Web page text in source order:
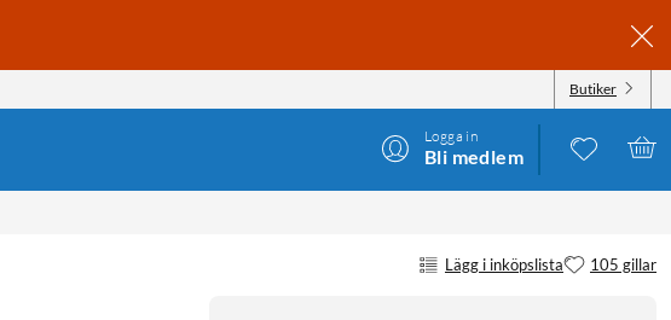
Butiker
Logga in
Bli medlem
Lägg i inköpslista 105 gillar